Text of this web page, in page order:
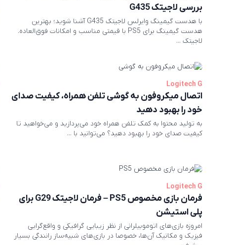
بررسی لاجیتک G435
با هدست گیمینگ وایرلس لاجیتک G435 آشنا شوید؛ بهترین
هدست گیمینگ برای PS5 با قیمتی مناسب و امکانات فوق‌العاده.
لاجیتک ...
Logitech G
اتصال میکروفون به گوشی تلفن همراه، کیفیت صدای
خود را بهبود دهید
به تولید محتوا به کمک تلفن همراه خود می‌پردازید و می‌خواهید تا
کیفیت صدای خود را بهبود دهید؟ می‌توانید با ...
Logitech G
فرمان بازی مخصوص PS5 – فرمان لاجیتک G29 برای
پلی استیشن
امروزه بازی‌های اتوموبیلرانی از نظر زیبایی گرافیکی و واقع‌گرایی
فیزیک و مکانیک آن‌ها، خصوصا در بازی‌های شبیه‌ساز رانندگی بسیار